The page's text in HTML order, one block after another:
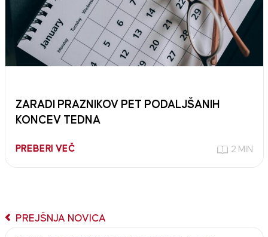
ZARADI PRAZNIKOV PET PODALJŠANIH
KONCEV TEDNA
PREBERI VEČ 2 MIN
PREJŠNJA NOVICA